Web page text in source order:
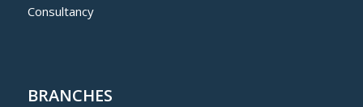
Consultancy
BRANCHES